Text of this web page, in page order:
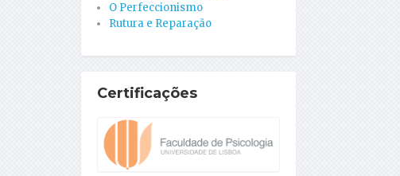
O Perfeccionismo
Rutura e Reparação
Certificações